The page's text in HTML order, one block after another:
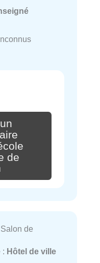
de
de
: Hôtel de ville